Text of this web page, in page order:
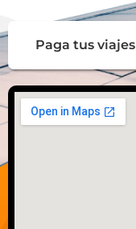
Paga tus viajes